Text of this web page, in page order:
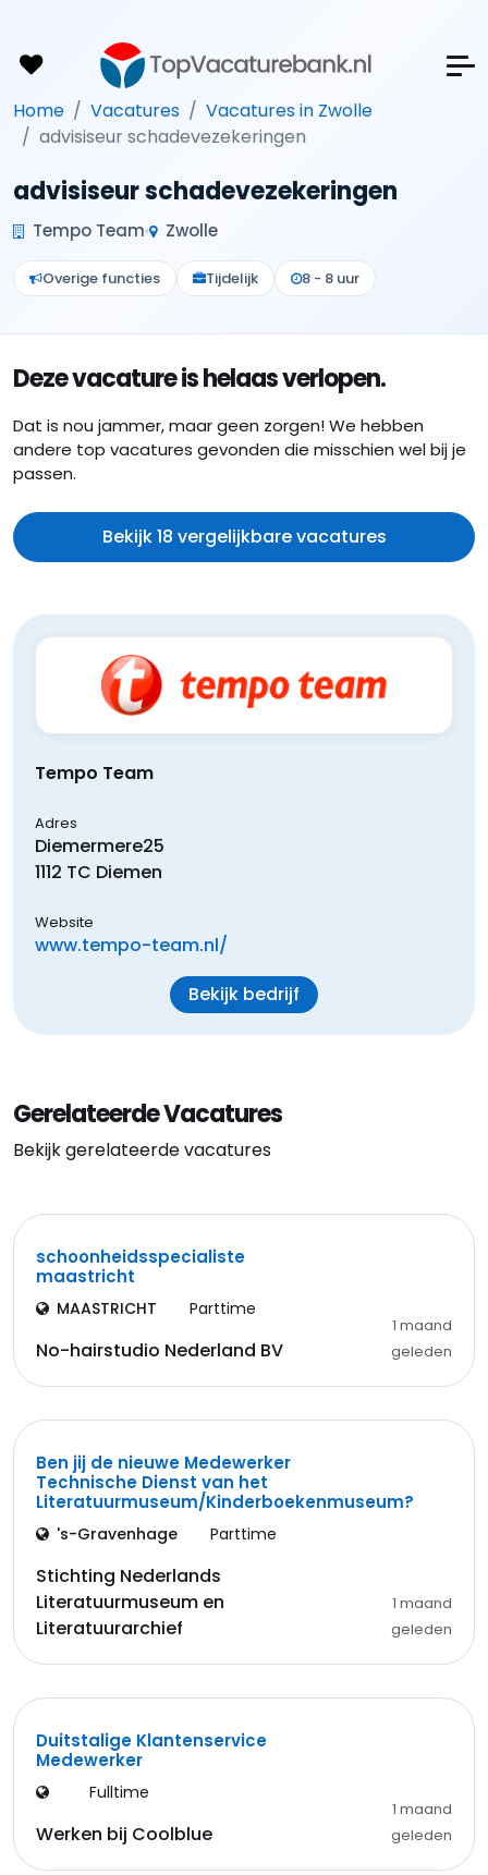
Home Vacatures
Vacatures in Zwolle
advisiseur schadevezekeringen
advisiseur schadevezekeringen
Tempo Team Zwolle
Overige functies Tijdelijk 8 - 8 uur
Deze vacature is helaas verlopen.
Dat is nou jammer, maar geen zorgen! We hebben
andere top vacatures gevonden die misschien wel bij je
passen.
Bekijk 18 vergelijkbare vacatures
Tempo Team
Adres
Diemermere25
1112 TC Diemen
Website
www.tempo-team.nl/
Bekijk bedrijf
Gerelateerde Vacatures
Bekijk gerelateerde vacatures
schoonheidsspecialiste
maastricht
MAASTRICHT Parttime
No-hairstudio Nederland BV
1 maand
geleden
Ben jij de nieuwe Medewerker
Technische Dienst van het
Literatuurmuseum/Kinderboekenmuseum?
's-Gravenhage Parttime
Stichting Nederlands
Literatuurmuseum en
Literatuurarchief
1 maand
geleden
Duitstalige Klantenservice
Medewerker
Fulltime
Werken bij Coolblue
1 maand
geleden